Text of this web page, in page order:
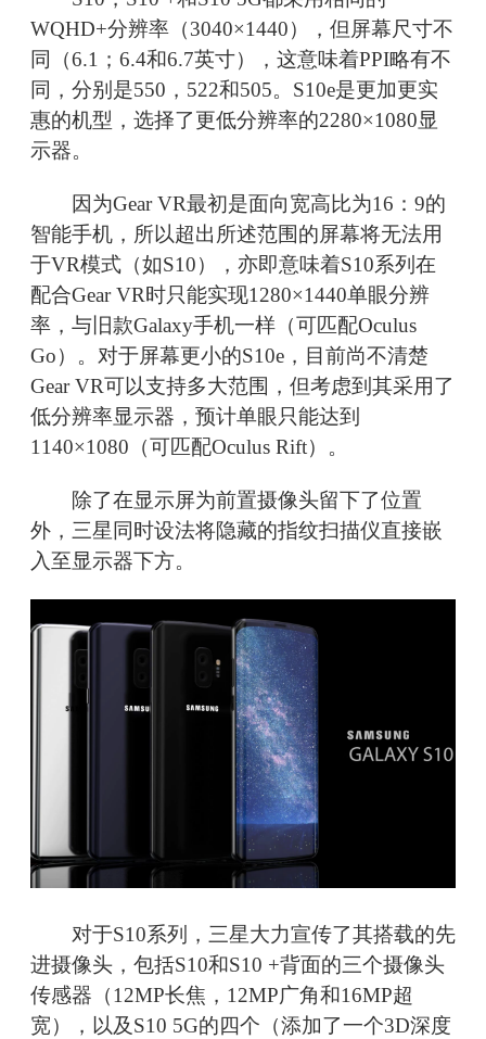
WQHD+分辨率（3040×1440），但屏幕尺寸不
同（6.1；6.4和6.7英寸），这意味着PPI略有不
同，分别是550，522和505。S10e是更加更实
惠的机型，选择了更低分辨率的2280×1080显
示器。
因为Gear VR最初是面向宽高比为16：9的
智能手机，所以超出所述范围的屏幕将无法用
于VR模式（如S10），亦即意味着S10系列在
配合Gear VR时只能实现1280×1440单眼分辨
率，与旧款Galaxy手机一样（可匹配Oculus
Go）。对于屏幕更小的S10e，目前尚不清楚
Gear VR可以支持多大范围，但考虑到其采用了
低分辨率显示器，预计单眼只能达到
1140×1080（可匹配Oculus Rift）。
除了在显示屏为前置摄像头留下了位置
外，三星同时设法将隐藏的指纹扫描仪直接嵌
入至显示器下方。
对于S10系列，三星大力宣传了其搭载的先
进摄像头，包括S10和S10 +背面的三个摄像头
传感器（12MP长焦，12MP广角和16MP超
宽），以及S10 5G的四个（添加了一个3D深度